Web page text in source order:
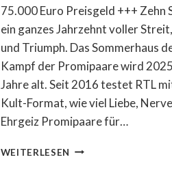
75.000 Euro Preisgeld +++ Zehn
ein ganzes Jahrzehnt voller
und Triumph. Das Sommerhaus
Kampf der Promipaare wird
Jahre alt. Seit 2016 testet RTL
Kult-Format, wie viel Liebe,
Ehrgeiz Promipaare für…
WEITERLESEN NEWS: